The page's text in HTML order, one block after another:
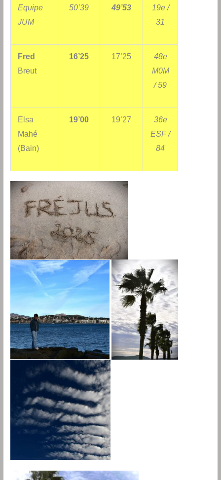
Equipe
JUM
50’39 49’53
19e /
31
Fred
Breut
16’25 17’25
48e
M0M
/ 59
Elsa
Mahé
(Bain)
19’00 19’27
36e
ESF /
84